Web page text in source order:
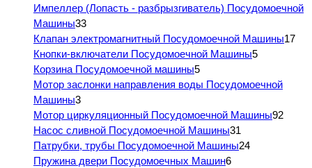
Импеллер (Лопасть - разбрызгиватель) Посудомоечной
Машины33
Клапан электромагнитный Посудомоечной Машины17
Кнопки-включатели Посудомоечной Машины5
Корзина Посудомоечной машины5
Мотор заслонки направления воды Посудомоечной
Машины3
Мотор циркуляционный Посудомоечной Машины92
Насос сливной Посудомоечной Машины31
Патрубки, трубы Посудомоечной Машины24
Пружина двери Посудомоечных Машин6